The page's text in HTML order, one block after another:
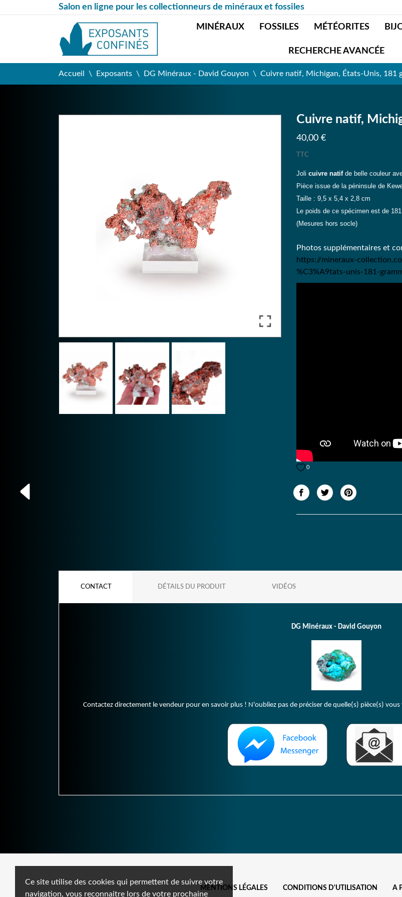
Ce site utilise des cookies qui permettent de suivre votre
navigation, vous reconnaitre lors de votre prochaine
Salon en ligne pour les collectionneurs de minéraux et fossiles
MINÉRAUX FOSSILES MÉTÉORITES
RECHERCHE AVANCÉE
Accueil Exposants DG Minéraux - David Gouyon Cuivre natif, Michigan, États-Unis, 181
Cuivre natif,
40,00 €
TTC
Joli cuivre natifde belle couleur
Pièce issue de la péninsule de
Taille : 9,5 x 5,4 x 2,8 cm
Le poids de ce spécimen est de
(Mesures hors socle)
Photos supplémentaires et
https://mineraux-
%C3%A9tats-unis-181-
0
CONTACT DÉTAILS DU PRODUIT VIDÉOS
DG Minéraux - David Gouyon
Contactez directement le vendeur pour en savoir plus ! N'oubliez pas de préciser de quelle(s) pièce(s)
MENTIONS LÉGALES CONDITIONS D'UTILISATION A